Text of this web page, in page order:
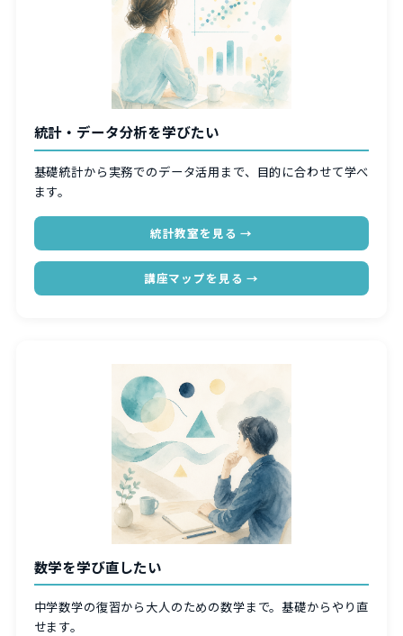
統計・データ分析を学びたい
基礎統計から実務でのデータ活用まで、目的に合わせて学べ
ます。
統計教室を見る →
講座マップを見る →
数学を学び直したい
中学数学の復習から大人のための数学まで。基礎からやり直
せます。